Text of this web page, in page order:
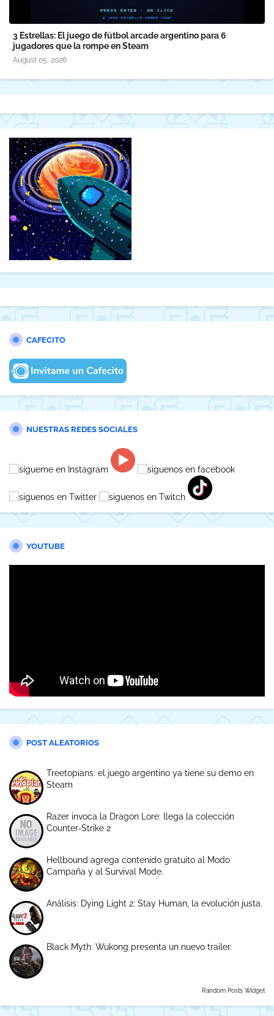
3 Estrellas: El juego de fútbol arcade argentino para 6
jugadores que la rompe en Steam
August 05, 2026
CAFECITO
NUESTRAS REDES SOCIALES
YOUTUBE
POST ALEATORIOS
Treetopians: el juego argentino ya tiene su demo en
Steam
Razer invoca la Dragon Lore: llega la colección
Counter-Strike 2
Hellbound agrega contenido gratuito al Modo
Campaña y al Survival Mode.
Análisis: Dying Light 2: Stay Human, la evolución justa.
Black Myth: Wukong presenta un nuevo trailer.
Random Posts Widget